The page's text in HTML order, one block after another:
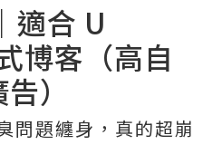
適合 U
博客（高自
）
問題纏身，真的超崩